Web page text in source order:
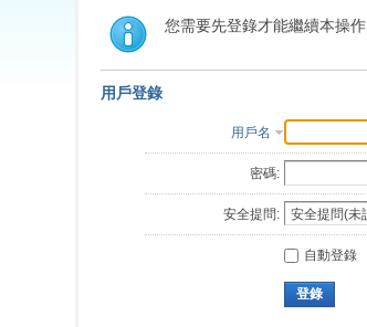
索
您需要先登錄才能繼續本操作
用戶登錄
用戶名
密碼:
安全提問:
自動登錄
登錄